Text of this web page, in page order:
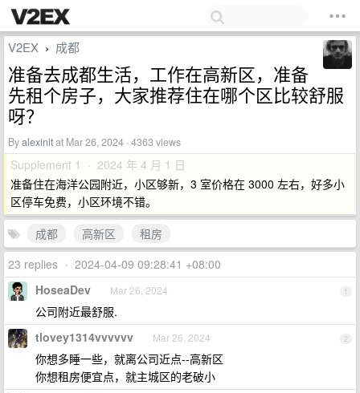
V2EX › 成都
准备去成都生活，工作在高新区，准备
先租个房子，大家推荐住在哪个区比较舒服
呀？
Byalexinitat Mar 26, 2024 · 4363 views
Supplement 1 · 2024 年 4 月 1 日
准备住在海洋公园附近，小区够新，3 室价格在 3000 左右，好多小
区停车免费，小区环境不错。
成都
高新区
租房
23 replies • 2024-04-09 09:28:41 +08:00
1
HoseaDev Mar 26, 2024
公司附近最舒服.
2
tlovey1314vvvvvv Mar 26, 2024
你想多睡一些，就离公司近点--高新区
你想租房便宜点，就主城区的老破小